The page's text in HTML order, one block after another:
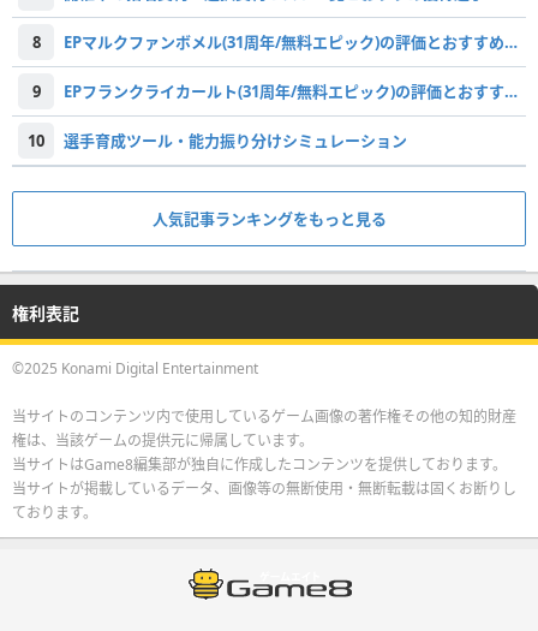
8 EPマルクファンボメル(31周年/無料エピック)の評価とおすすめ育成・スキル追加
9 EPフランクライカールト(31周年/無料エピック)の評価とおすすめ育成・スキル追加
10 選手育成ツール・能力振り分けシミュレーション
人気記事ランキングをもっと見る
権利表記
©2025 Konami Digital Entertainment
当サイトのコンテンツ内で使用しているゲーム画像の著作権その他の知的財産
権は、当該ゲームの提供元に帰属しています。
当サイトはGame8編集部が独自に作成したコンテンツを提供しております。
当サイトが掲載しているデータ、画像等の無断使用・無断転載は固くお断りし
ております。